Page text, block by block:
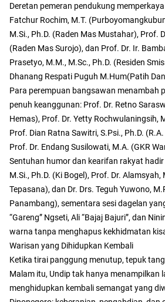
Deretan pemeran pendukung
Fatchur Rochim, M.T.
M.Si., Ph.D. (Raden Mas Mustahar), Prof.
(Raden Mas Surojo), dan Prof. Dr. Ir.
Prasetyo, M.M., M.Sc., Ph.D. (Residen
Dhanang Respati Puguh M.Hum(Patih
Para perempuan bangsawan menambah
penuh keanggunan: Prof. Dr. Retno
Hemas), Prof. Dr. Yetty Rochwulaningsih,
Prof. Dian Ratna Sawitri, S.Psi., Ph.D.
Prof. Dr. Endang Susilowati, M.A. (GKR
Sentuhan humor dan kearifan rakyat hadir
M.Si., Ph.D. (Ki Bogel), Prof. Dr.
Tepasana), dan Dr. Drs. Teguh Yuwono,
Panambang), sementara sesi dagelan
“Gareng” Ngseti, Ali “Bajaj Bajuri”, dan
warna tanpa menghapus kekhidmatan
Warisan yang Dihidupkan Kembali
Ketika tirai panggung menutup, tepuk
Malam itu, Undip tak hanya menampilkan
menghidupkan kembali semangat yang